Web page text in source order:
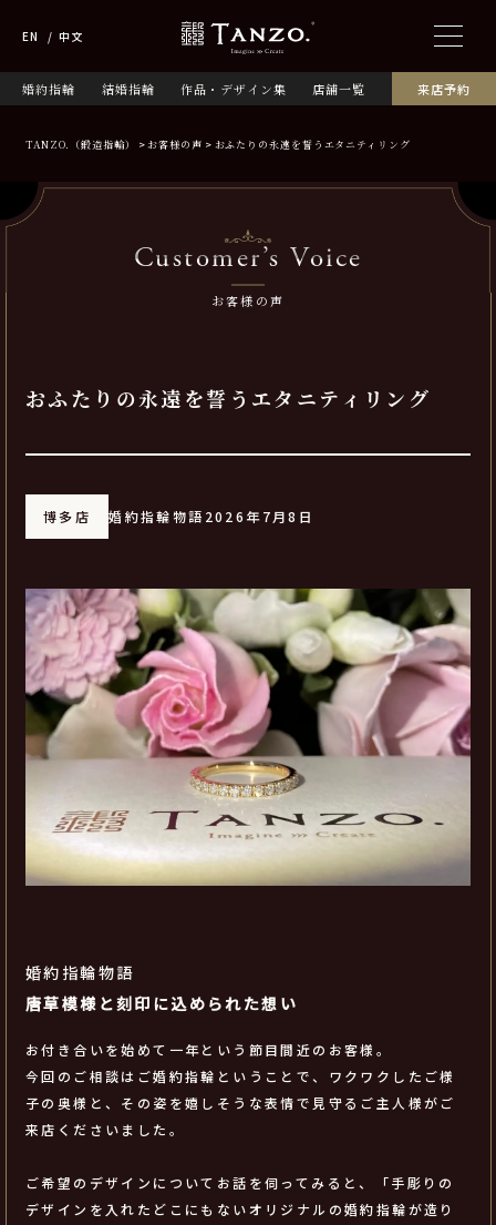
婚約指輪 結婚指輪 作品・デザイン集 店舗一覧 来店予約
EN 中文
TANZO.（鍛造指輪） お客様の声 おふたりの永遠を誓うエタニティリング
Customer’s Voice
お客様の声
おふたりの永遠を誓うエタニティリング
博多店 婚約指輪物語 2026年7月8日
婚約指輪物語
唐草模様と刻印に込められた想い
お付き合いを始めて一年という節目間近のお客様。
今回のご相談はご婚約指輪ということで、ワクワクしたご様
子の奥様と、その姿を嬉しそうな表情で見守るご主人様がご
来店くださいました。
ご希望のデザインについてお話を伺ってみると、「手彫りの
デザインを入れたどこにもないオリジナルの婚約指輪が造り